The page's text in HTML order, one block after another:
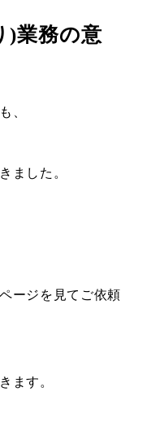
)業務の意
、
ました。
ージを見てご依頼
ます。